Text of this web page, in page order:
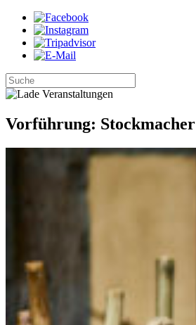
Vorführung: Stockmacher